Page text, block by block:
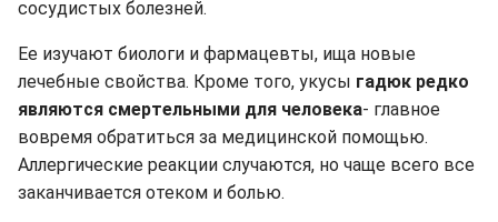
сосудистых болезней.
Ее изучают биологи и фармацевты, ища новые
лечебные свойства. Кроме того, укусы гадюк редко
являются смертельными для человека- главное
вовремя обратиться за медицинской помощью.
Аллергические реакции случаются, но чаще всего все
заканчивается отеком и болью.